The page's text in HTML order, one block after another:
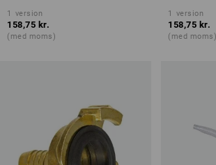
1 version
158,75 kr.
(med moms)
1 version
158,75 kr.
(med moms)